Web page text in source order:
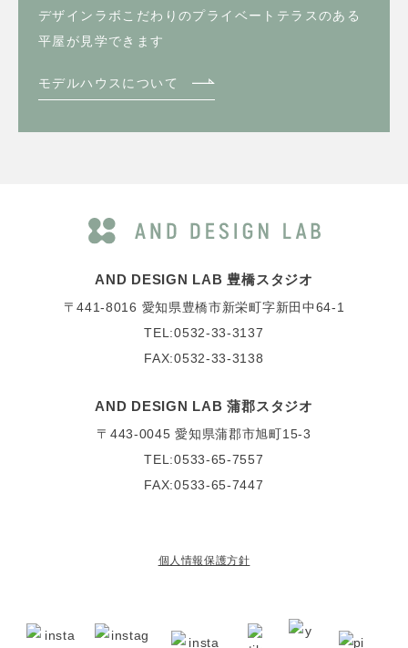
デザインラボこだわりのプライベートテラスのある
平屋が見学できます
モデルハウスについて
AND DESIGN LAB 豊橋スタジオ
〒441-8016 愛知県豊橋市新栄町字新田中64-1
TEL:0532-33-3137
FAX:0532-33-3138
AND DESIGN LAB 蒲郡スタジオ
〒443-0045 愛知県蒲郡市旭町15-3
TEL:0533-65-7557
FAX:0533-65-7447
個人情報保護方針